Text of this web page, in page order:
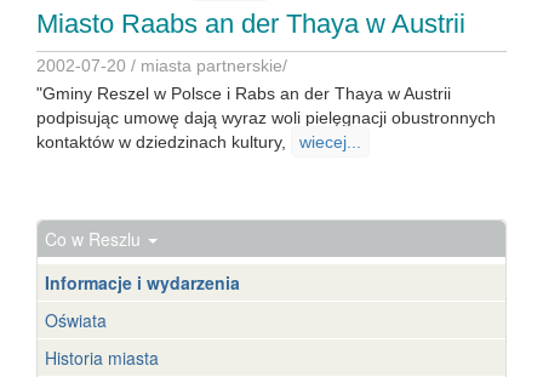
Miasto Raabs an der Thaya w Austrii
2002-07-20 / miasta partnerskie/
"Gminy Reszel w Polsce i Rabs an der Thaya w Austrii
podpisując umowę dają wyraz woli pielęgnacji obustronnych
kontaktów w dziedzinach kultury,
wiecej...
Co w Reszlu
Informacje i wydarzenia
Oświata
Historia miasta